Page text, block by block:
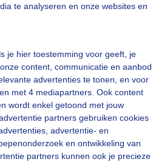
te analyseren en onze websites en
je hier toestemming voor geeft, je
content, communicatie en aanbod
advertenties te tonen, en voor
met 4 mediapartners. Ook content
wordt enkel getoond met jouw
partners gebruiken cookies
advertentie- en
en ontwikkeling van
partners kunnen ook je precieze
geduld aub...